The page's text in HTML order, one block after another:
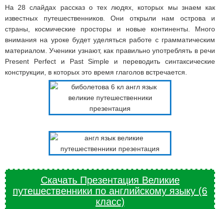
На 28 слайдах рассказ о тех людях, которых мы знаем как
известных путешественников. Они открыли нам острова и
страны, космические просторы и новые континенты. Много
внимания на уроке будет уделяться работе с грамматическим
материалом. Ученики узнают, как правильно употреблять в речи
Present Perfect и Past Simple и переводить синтаксические
конструкции, в которых это время глаголов встречается.
Скачать Презентация Великие
путешественники по английскому языку (6
класс)